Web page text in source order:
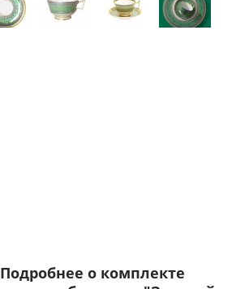
Подробнее о комплекте